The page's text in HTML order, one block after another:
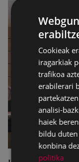
Cookieak
iragarkiak
trafikoa
erabilerari
analisi-
haiek
bildu
konbina
politika